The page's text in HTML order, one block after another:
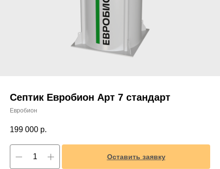
Септик Евробион Арт 7 стандарт
Евробион
199 000 р.
Оставить заявку